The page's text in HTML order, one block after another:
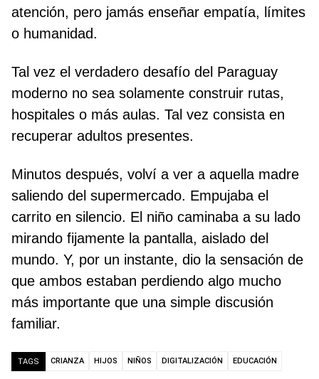
atención, pero jamás enseñar empatía, límites
o humanidad.
Tal vez el verdadero desafío del Paraguay
moderno no sea solamente construir rutas,
hospitales o más aulas. Tal vez consista en
recuperar adultos presentes.
Minutos después, volví a ver a aquella madre
saliendo del supermercado. Empujaba el
carrito en silencio. El niño caminaba a su lado
mirando fijamente la pantalla, aislado del
mundo. Y, por un instante, dio la sensación de
que ambos estaban perdiendo algo mucho
más importante que una simple discusión
familiar.
TAGS CRIANZA HIJOS NIÑOS DIGITALIZACIÓN EDUCACIÓN